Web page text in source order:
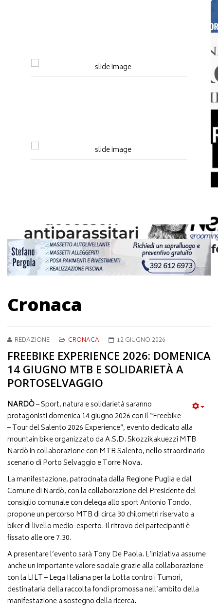
Cronaca
REDAZIONE CRONACA 12 GIUGNO 2026
FREEBIKE EXPERIENCE 2026: DOMENICA
14 GIUGNO MTB E SOLIDARIETÀ A
PORTOSELVAGGIO
NARDÒ– Sport, natura e solidarietà saranno
protagonisti domenica 14 giugno 2026 con il “Freebike
– Tour del Salento 2026 Experience”, evento dedicato alla
mountain bike organizzato da A.S.D. Skozzikakuezzi MTB
Nardò in collaborazione con MTB Salento, nello straordinario
scenario di Porto Selvaggio e Torre Nova.
La manifestazione, patrocinata dalla Regione Puglia e dal
Comune di Nardò, con la collaborazione del Presidente del
consiglio comunale con delega allo sport Antonio Tondo,
propone un percorso MTB di circa 30 chilometri riservato a
biker di livello medio-esperto. Il ritrovo dei partecipanti è
fissato alle ore 7.30.
A presentare l’evento sarà Tony De Paola. L’iniziativa assume
anche un importante valore sociale grazie alla collaborazione
con la LILT – Lega Italiana per la Lotta contro i Tumori,
destinataria della raccolta fondi promossa nell’ambito della
manifestazione a sostegno della ricerca.